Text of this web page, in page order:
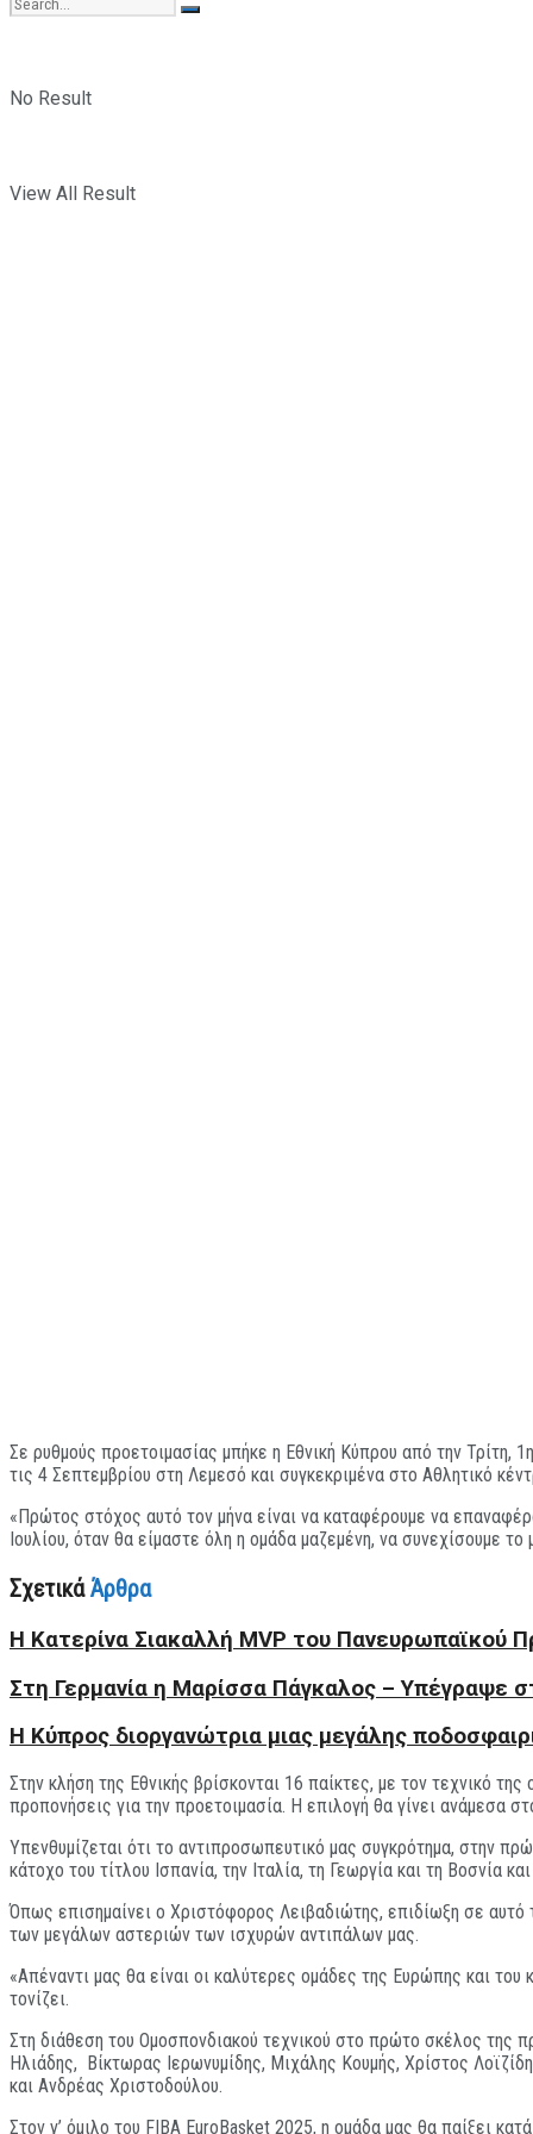
No Result
View All Result
Σε ρυθμούς προετοιμασίας μπήκε η Εθνική Κύπρου από την Τρίτη,
τις 4 Σεπτεμβρίου στη Λεμεσό και συγκεκριμένα στο Αθλητικό
«Πρώτος στόχος αυτό τον μήνα είναι να καταφέρουμε να
Ιουλίου, όταν θα είμαστε όλη η ομάδα μαζεμένη, να συνεχίσουμε
ΣχετικάΆρθρα
H Kατερίνα Σιακαλλή MVP του Πανευρωπαϊκού
Στη Γερμανία η Μαρίσσα Πάγκαλος – Υπέγραψε
Η Κύπρος διοργανώτρια μιας μεγάλης
Στην κλήση της Εθνικής βρίσκονται 16 παίκτες, με τον τεχνικό
προπονήσεις για την προετοιμασία. Η επιλογή θα γίνει ανάμεσα
Υπενθυμίζεται ότι το αντιπροσωπευτικό μας συγκρότημα, στην
κάτοχο του τίτλου Ισπανία, την Ιταλία, τη Γεωργία και τη Βοσνία
Όπως επισημαίνει ο Χριστόφορος Λειβαδιώτης, επιδίωξη σε αυτό
των μεγάλων αστεριών των ισχυρών αντιπάλων μας.
«Απέναντι μας θα είναι οι καλύτερες ομάδες της Ευρώπης και
τονίζει.
Στη διάθεση του Ομοσπονδιακού τεχνικού στο πρώτο σκέλος της
Ηλιάδης, Βίκτωρας Ιερωνυμίδης, Μιχάλης Κουμής, Χρίστος
και Ανδρέας Χριστοδούλου.
Στον γ’ όμιλο του FIBA EuroBasket 2025, η ομάδα μας θα παίξει